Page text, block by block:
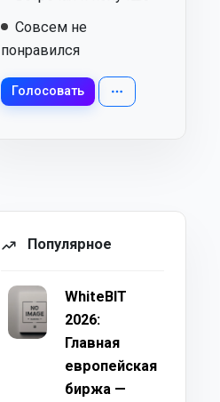
Совсем не
понравился
Голосовать
Популярное
WhiteBIT
2026:
Главная
европейская
биржа —